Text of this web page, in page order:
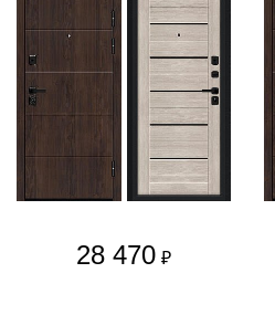
28 470 ₽